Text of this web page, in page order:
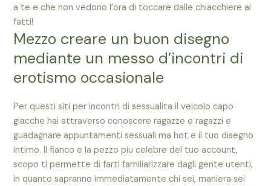
a te e che non vedono l’ora di toccare dalle chiacchiere ai
fatti!
Mezzo creare un buon disegno
mediante un messo d’incontri di
erotismo occasionale
Per questi siti per incontri di sessualita il veicolo capo
giacche hai attraverso conoscere ragazze e ragazzi e
guadagnare appuntamenti sessuali ma hot e il tuo disegno
intimo. Il fianco e la pezzo piu celebre del tuo account,
scopo ti permette di farti familiarizzare dagli gente utenti,
in quanto sapranno immediatamente chi sei, maniera sei